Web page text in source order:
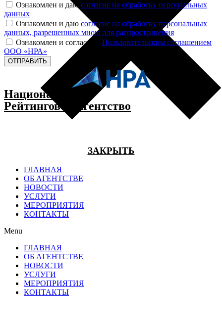
Ознакомлен и даю согласие на обработку персональных
данных
Ознакомлен и даю согласие на обработку персональных
данных, разрешенных мною для распространения
Ознакомлен и согласен с Пользовательским соглашением
ООО «НРА»
ОТПРАВИТЬ
Национальное
Рейтинговое Агентство
ЗАКРЫТЬ
ГЛАВНАЯ
ОБ АГЕНТСТВЕ
НОВОСТИ
УСЛУГИ
МЕРОПРИЯТИЯ
КОНТАКТЫ
Menu
ГЛАВНАЯ
ОБ АГЕНТСТВЕ
НОВОСТИ
УСЛУГИ
МЕРОПРИЯТИЯ
КОНТАКТЫ